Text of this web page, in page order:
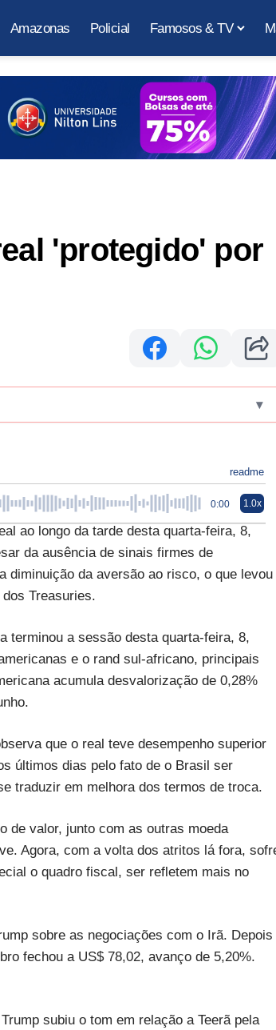
Amazonas Policial Famosos & TV
'protegido' por
▾
readme
0:00 1.0x
ao longo da tarde desta quarta-feira, 8,
da ausência de sinais firmes de
diminuição da aversão ao risco, o que levou
Treasuries.
terminou a sessão desta quarta-feira, 8,
e o rand sul-africano, principais
acumula desvalorização de 0,28%
que o real teve desempenho superior
últimos dias pelo fato de o Brasil ser
traduzir em melhora dos termos de troca.
de valor, junto com as outras moeda
Agora, com a volta dos atritos lá fora,
o quadro fiscal, ser refletem mais no
sobre as negociações com o Irã. Depois
fechou a US$ 78,02, avanço de 5,20%.
subiu o tom em relação a Teerã pela